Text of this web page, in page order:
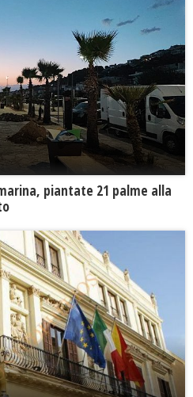
piantate 21 palme alla